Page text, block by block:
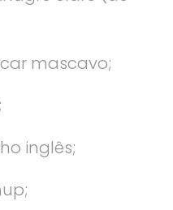
mascavo;
inglês;